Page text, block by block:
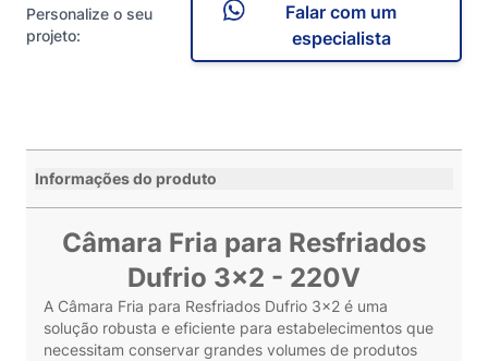
Personalize o seu
projeto:
Falar com um
especialista
Informações do produto
Câmara Fria para Resfriados
Dufrio 3x2 - 220V
A Câmara Fria para Resfriados Dufrio 3x2 é uma
solução robusta e eficiente para estabelecimentos que
necessitam conservar grandes volumes de produtos